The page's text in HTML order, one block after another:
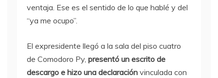
ventaja. Ese es el sentido de lo que hablé y del
“ya me ocupo”.
El expresidente llegó a la sala del piso cuatro
de Comodoro Py, presentó un escrito de
descargo e hizo una declaración vinculada con